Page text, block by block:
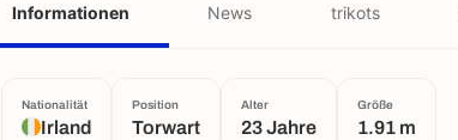
Informationen News trikots
Nationalität
Irland
Position
Torwart
Alter
23 Jahre
Größe
1.91 m